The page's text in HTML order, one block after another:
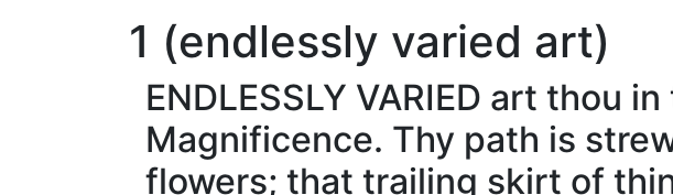
1 (endlessly varied art)
ENDLESSLY VARIED art thou
Magnificence. Thy path is
flowers; that trailing skirt of